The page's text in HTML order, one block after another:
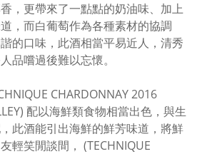
，更帶來了一點點的奶油味、加上
，而白葡萄作為各種素材的協調
的口味，此酒相當平易近人，清秀
品嚐過後難以忘懷。
CHARDONNAY 2016
配以海鮮類食物相當出色，與生
此酒能引出海鮮的鮮芳味道，將鮮
輕笑閒談間， (TECHNIQUE